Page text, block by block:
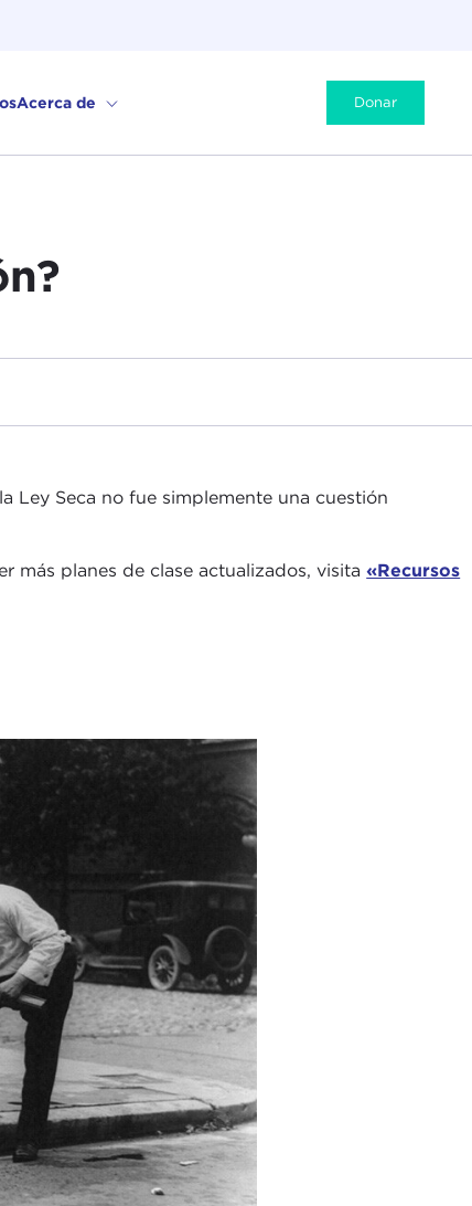
Acerca de Donar
Ley Seca no fue simplemente una cuestión
más planes de clase actualizados, visita«Recursos